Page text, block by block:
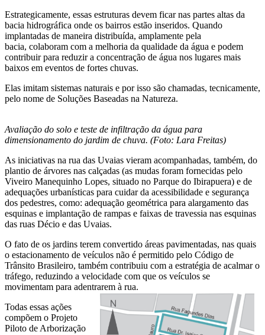
Estrategicamente, essas estruturas devem ficar nas partes altas da
bacia hidrográfica onde os bairros estão inseridos. Quando
implantadas de maneira distribuída, amplamente pela
bacia, colaboram com a melhoria da qualidade da água e podem
contribuir para reduzir a concentração de água nos lugares mais
baixos em eventos de fortes chuvas.
Elas imitam sistemas naturais e por isso são chamadas, tecnicamente,
pelo nome de Soluções Baseadas na Natureza.
Avaliação do solo e teste de infiltração da água para
dimensionamento do jardim de chuva. (Foto: Lara Freitas)
As iniciativas na rua das Uvaias vieram acompanhadas, também, do
plantio de árvores nas calçadas (as mudas foram fornecidas pelo
Viveiro Manequinho Lopes, situado no Parque do Ibirapuera) e de
adequações urbanísticas para cuidar da acessibilidade e segurança
dos pedestres, como: adequação geométrica para alargamento das
esquinas e implantação de rampas e faixas de travessia nas esquinas
das ruas Décio e das Uvaias.
O fato de os jardins terem convertido áreas pavimentadas, nas quais
o estacionamento de veículos não é permitido pelo Código de
Trânsito Brasileiro, também contribuiu com a estratégia de acalmar o
tráfego, reduzindo a velocidade com que os veículos se
movimentam para adentrarem à rua.
Todas essas ações
compõem o Projeto
Piloto de Arborização